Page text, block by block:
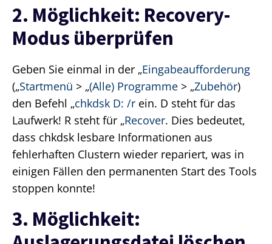
2. Möglichkeit: Recovery-
Modus überprüfen
Geben Sie einmal in der „Eingabeaufforderung
(„Startmenü > „(Alle) Programme > „Zubehör)
den Befehl „chkdsk D: /r ein. D steht für das
Laufwerk! R steht für „Recover. Dies bedeutet,
dass chkdsk lesbare Informationen aus
fehlerhaften Clustern wieder repariert, was in
einigen Fällen den permanenten Start des Tools
stoppen konnte!
3. Möglichkeit: